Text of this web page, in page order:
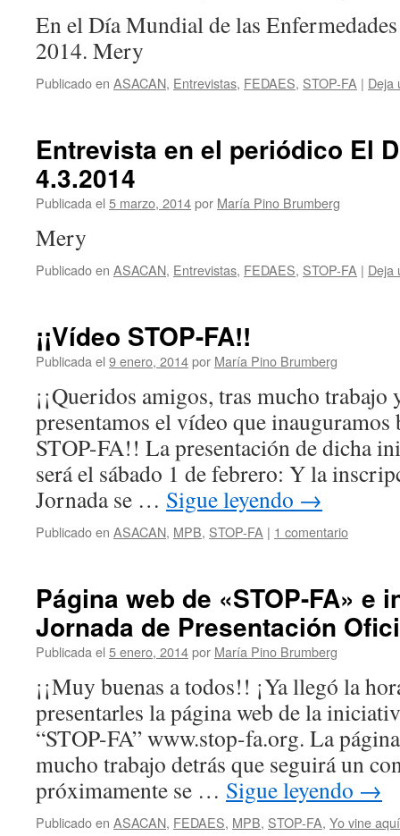
En el Día Mundial de las
2014. Mery
Publicado en ASACAN, Entrevistas, FEDAES, STOP-FA | Deja
Entrevista en el periódico El
4.3.2014
Publicada el 5 marzo, 2014por María Pino Brumberg
Mery
Publicado en ASACAN, Entrevistas, FEDAES, STOP-FA | Deja
¡¡Vídeo STOP-FA!!
Publicada el 9 enero, 2014por María Pino Brumberg
¡¡Queridos amigos, tras mucho trabajo
presentamos el vídeo que
STOP-FA!! La presentación de dicha
será el sábado 1 de febrero: Y la
Jornada se … Sigue leyendo →
Publicado en ASACAN, MPB, STOP-FA | 1 comentario
Página web de «STOP-FA» e
Jornada de Presentación
Publicada el 5 enero, 2014por María Pino Brumberg
¡¡Muy buenas a todos!! ¡Ya llegó la
presentarles la página web de la
“STOP-FA” www.stop-fa.org. La
mucho trabajo detrás que seguirá un
próximamente se … Sigue leyendo →
Publicado en ASACAN, FEDAES, MPB, STOP-FA, Yo vine